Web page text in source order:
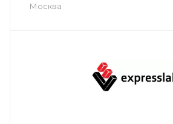
Москва